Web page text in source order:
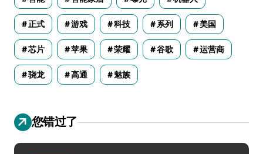
正式 游戏 科技 系列 美国
芯片 苹果 荣耀 谷歌 运营商
骁龙 高通 魅族
您错过了